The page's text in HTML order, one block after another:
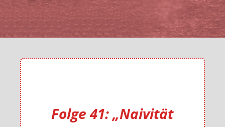
Folge 41: „Naivität